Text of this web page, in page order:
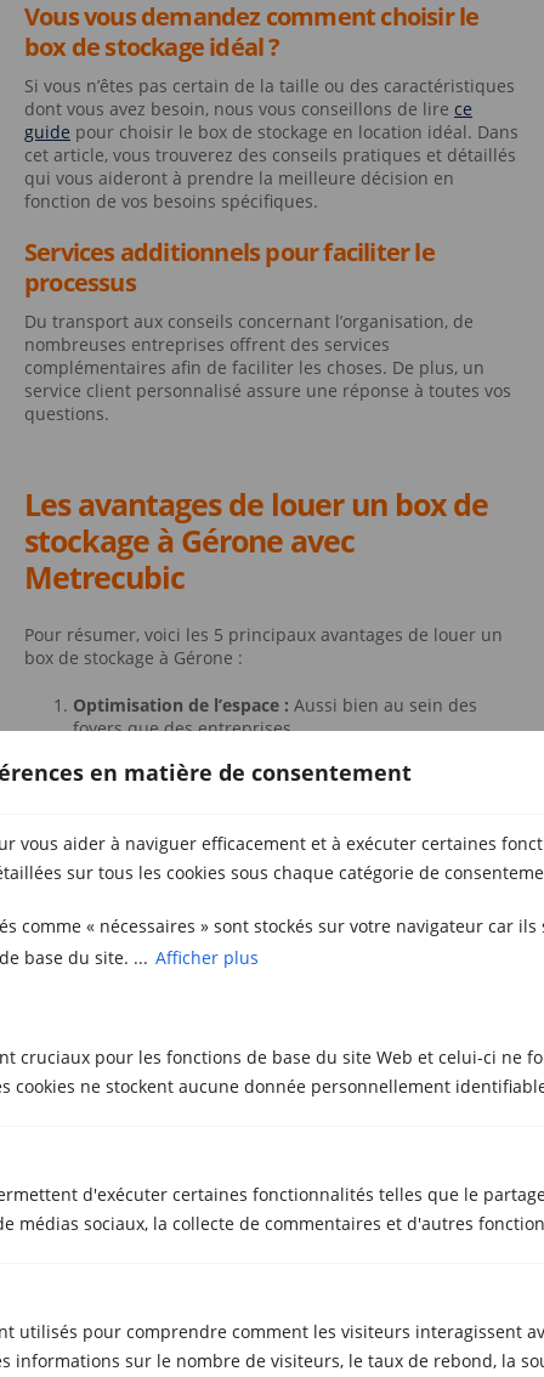
en matière de consentement
vous aider à naviguer efficacement et à exécuter certaines
sur tous les cookies sous chaque catégorie de
comme « nécessaires » sont stockés sur votre navigateur car
base du site. ... Afficher plus
cruciaux pour les fonctions de base du site Web et celui-ci ne
cookies ne stockent aucune donnée personnellement
d'exécuter certaines fonctionnalités telles que le
médias sociaux, la collecte de commentaires et d'autres
utilisés pour comprendre comment les visiteurs interagissent
informations sur le nombre de visiteurs, le taux de rebond, la
Vous vous demandez comment choisir le
box de stockage idéal ?
Si vous n’êtes pas certain de la taille ou des caractéristiques
dont vous avez besoin, nous vous conseillons de lire ce
guide pour choisir le box de stockage en location idéal. Dans
cet article, vous trouverez des conseils pratiques et détaillés
qui vous aideront à prendre la meilleure décision en
fonction de vos besoins spécifiques.
Services additionnels pour faciliter le
processus
Du transport aux conseils concernant l’organisation, de
nombreuses entreprises offrent des services
complémentaires afin de faciliter les choses. De plus, un
service client personnalisé assure une réponse à toutes vos
questions.
Les avantages de louer un box de
stockage à Gérone avec
Metrecubic
Pour résumer, voici les 5 principaux avantages de louer un
box de stockage à Gérone :
Optimisation de l’espace : Aussi bien au sein des
foyers que des entreprises.
et de contrôle d’accès.
horaires flexibles.
Louer en toute facilité : Processus rapide et simple.
bien plus encore. Découvrez ses solutions de box de
stockage à Gérone et trouvez la solution idéale
correspondant à vos besoins.
Articles Similaires